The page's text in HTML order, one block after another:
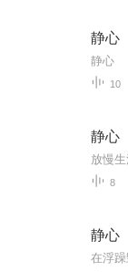
静心
静心
10
静心
8
静心